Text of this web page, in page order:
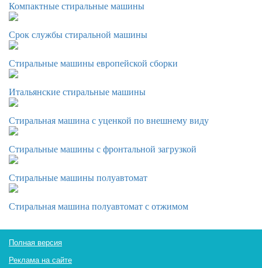
Компактные стиральные машины
Срок службы стиральной машины
Стиральные машины европейской сборки
Итальянские стиральные машины
Стиральная машина с уценкой по внешнему виду
Стиральные машины с фронтальной загрузкой
Стиральные машины полуавтомат
Стиральная машина полуавтомат с отжимом
Полная версия
Реклама на сайте